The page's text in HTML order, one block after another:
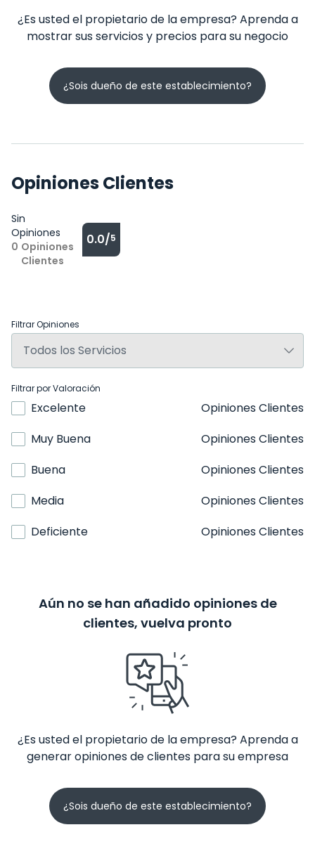
¿Es usted el propietario de la empresa? Aprenda a
mostrar sus servicios y precios para su negocio
¿Sois dueño de este establecimiento?
Opiniones Clientes
Sin
Opiniones
0 Opiniones
Clientes
0.0/5
Filtrar Opiniones
Filtrar por Valoración
Excelente
Opiniones Clientes
Muy Buena
Opiniones Clientes
Buena
Opiniones Clientes
Media
Opiniones Clientes
Deficiente
Opiniones Clientes
Aún no se han añadido opiniones de
clientes, vuelva pronto
¿Es usted el propietario de la empresa? Aprenda a
generar opiniones de clientes para su empresa
¿Sois dueño de este establecimiento?